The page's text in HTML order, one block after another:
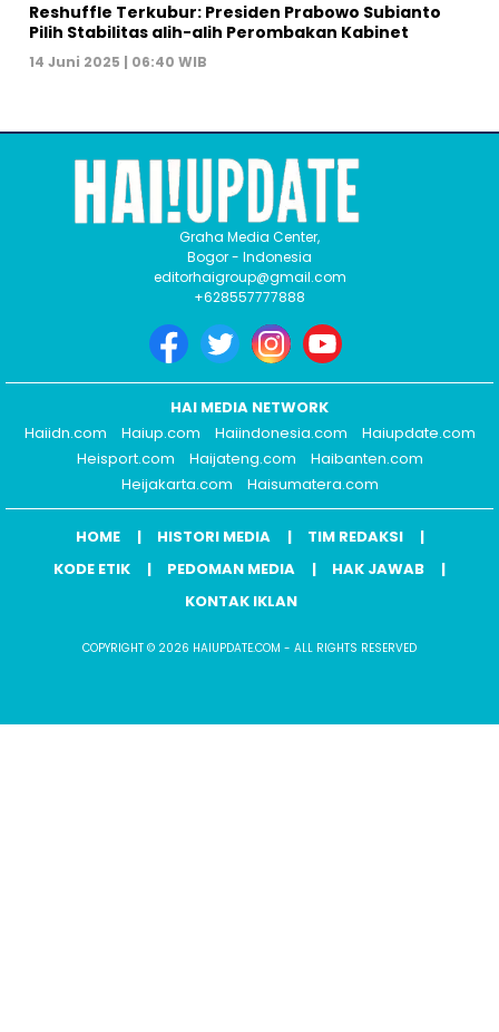
Reshuffle Terkubur: Presiden Prabowo Subianto
Pilih Stabilitas alih-alih Perombakan Kabinet
14 Juni 2025 | 06:40 WIB
Graha Media Center,
Bogor - Indonesia
editorhaigroup@gmail.com
+628557777888
HAI MEDIA NETWORK
Haiidn.com
Haiup.com Haiindonesia.com
Haiupdate.com
Heisport.com
Haijateng.com
Haibanten.com
Heijakarta.com
Haisumatera.com
HOME HISTORI MEDIA
TIM REDAKSI
KODE ETIK
PEDOMAN MEDIA
HAK JAWAB
KONTAK IKLAN
COPYRIGHT © 2026 HAIUPDATE.COM - ALL RIGHTS RESERVED